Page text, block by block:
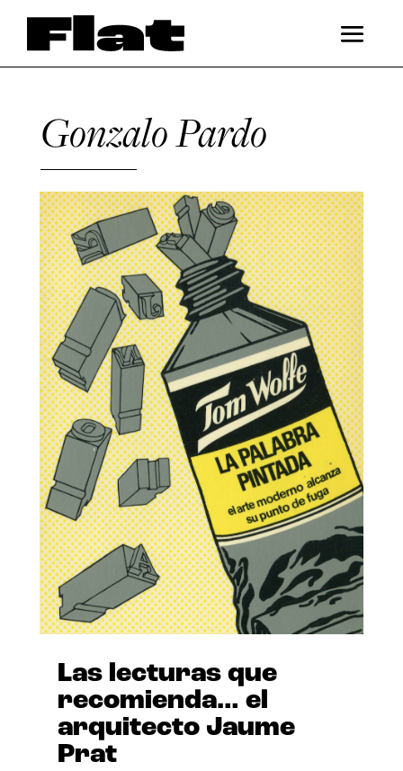
Gonzalo Pardo
Las lecturas que
recomienda… el
arquitecto Jaume
Prat